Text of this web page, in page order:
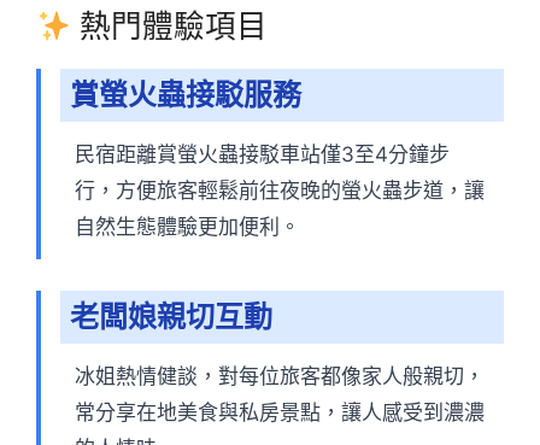
熱門體驗項目
賞螢火蟲接駁服務
民宿距離賞螢火蟲接駁車站僅3至4分鐘步
行，方便旅客輕鬆前往夜晚的螢火蟲步道，讓
自然生態體驗更加便利。
老闆娘親切互動
冰姐熱情健談，對每位旅客都像家人般親切，
常分享在地美食與私房景點，讓人感受到濃濃